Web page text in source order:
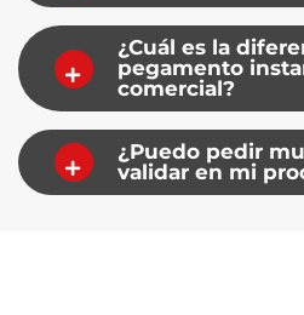
¿Cuál es la
pegamento
comercial?
¿Puedo pedir
validar en mi